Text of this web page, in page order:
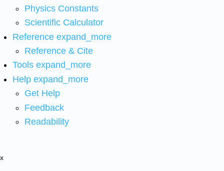
Physics Constants
Scientific Calculator
Reference expand_more
Reference & Cite
Tools expand_more
Help expand_more
Get Help
Feedback
Readability
x